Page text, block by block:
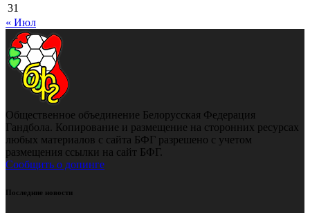
31
« Июл
Общественное объединение Белорусская Федерация
Гандбола. Копирование и размещение на сторонних ресурсах
любых материалов с сайта БФГ разрешено с учетом
размещения ссылки на сайт БФГ.
Сообщить о допинге
Последние новости